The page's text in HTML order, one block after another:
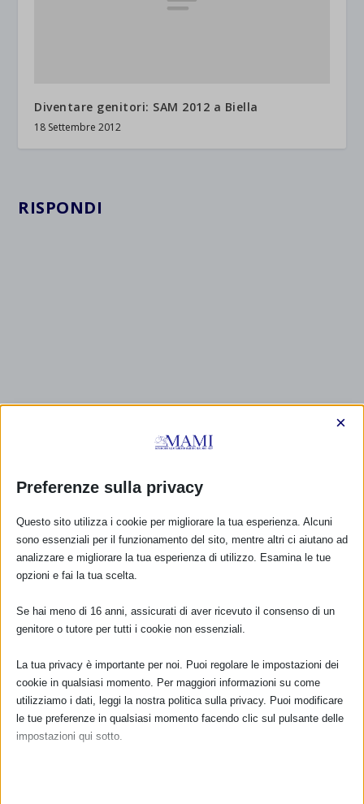
Diventare genitori: SAM 2012 a Biella
18 Settembre 2012
RISPONDI
CALENDARIO EVENTI
TUTTI GLI EVENTI
Preferenze sulla privacy
×
Questo sito utilizza i cookie per migliorare la tua esperienza. Alcuni
sono essenziali per il funzionamento del sito, mentre altri ci aiutano ad
analizzare e migliorare la tua esperienza di utilizzo. Esamina le tue
opzioni e fai la tua scelta.
Se hai meno di 16 anni, assicurati di aver ricevuto il consenso di un
genitore o tutore per tutti i cookie non essenziali.
La tua privacy è importante per noi. Puoi regolare le impostazioni dei
cookie in qualsiasi momento. Per maggiori informazioni su come
utilizziamo i dati, leggi la nostra politica sulla privacy. Puoi modificare
le tue preferenze in qualsiasi momento facendo clic sul pulsante delle
impostazioni qui sotto.